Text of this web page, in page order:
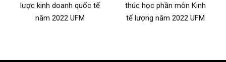
lược kinh doanh quốc tế
năm 2022 UFM
thúc học phần môn Kinh
tế lượng năm 2022 UFM